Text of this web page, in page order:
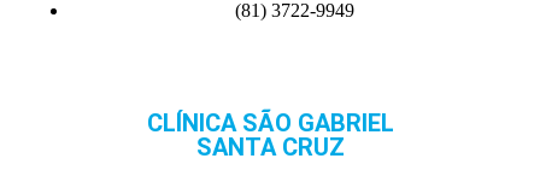
(81) 3722-9949
CLÍNICA SÃO GABRIEL
SANTA CRUZ